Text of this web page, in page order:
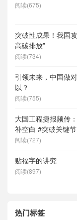
阅读(675)
突破性成果！我国
高碳排放”
阅读(734)
引领未来，中国做
以？
阅读(755)
大国工程捷报频传
补空白 #突破关键
阅读(727)
贴福字的讲究
阅读(897)
热门标签